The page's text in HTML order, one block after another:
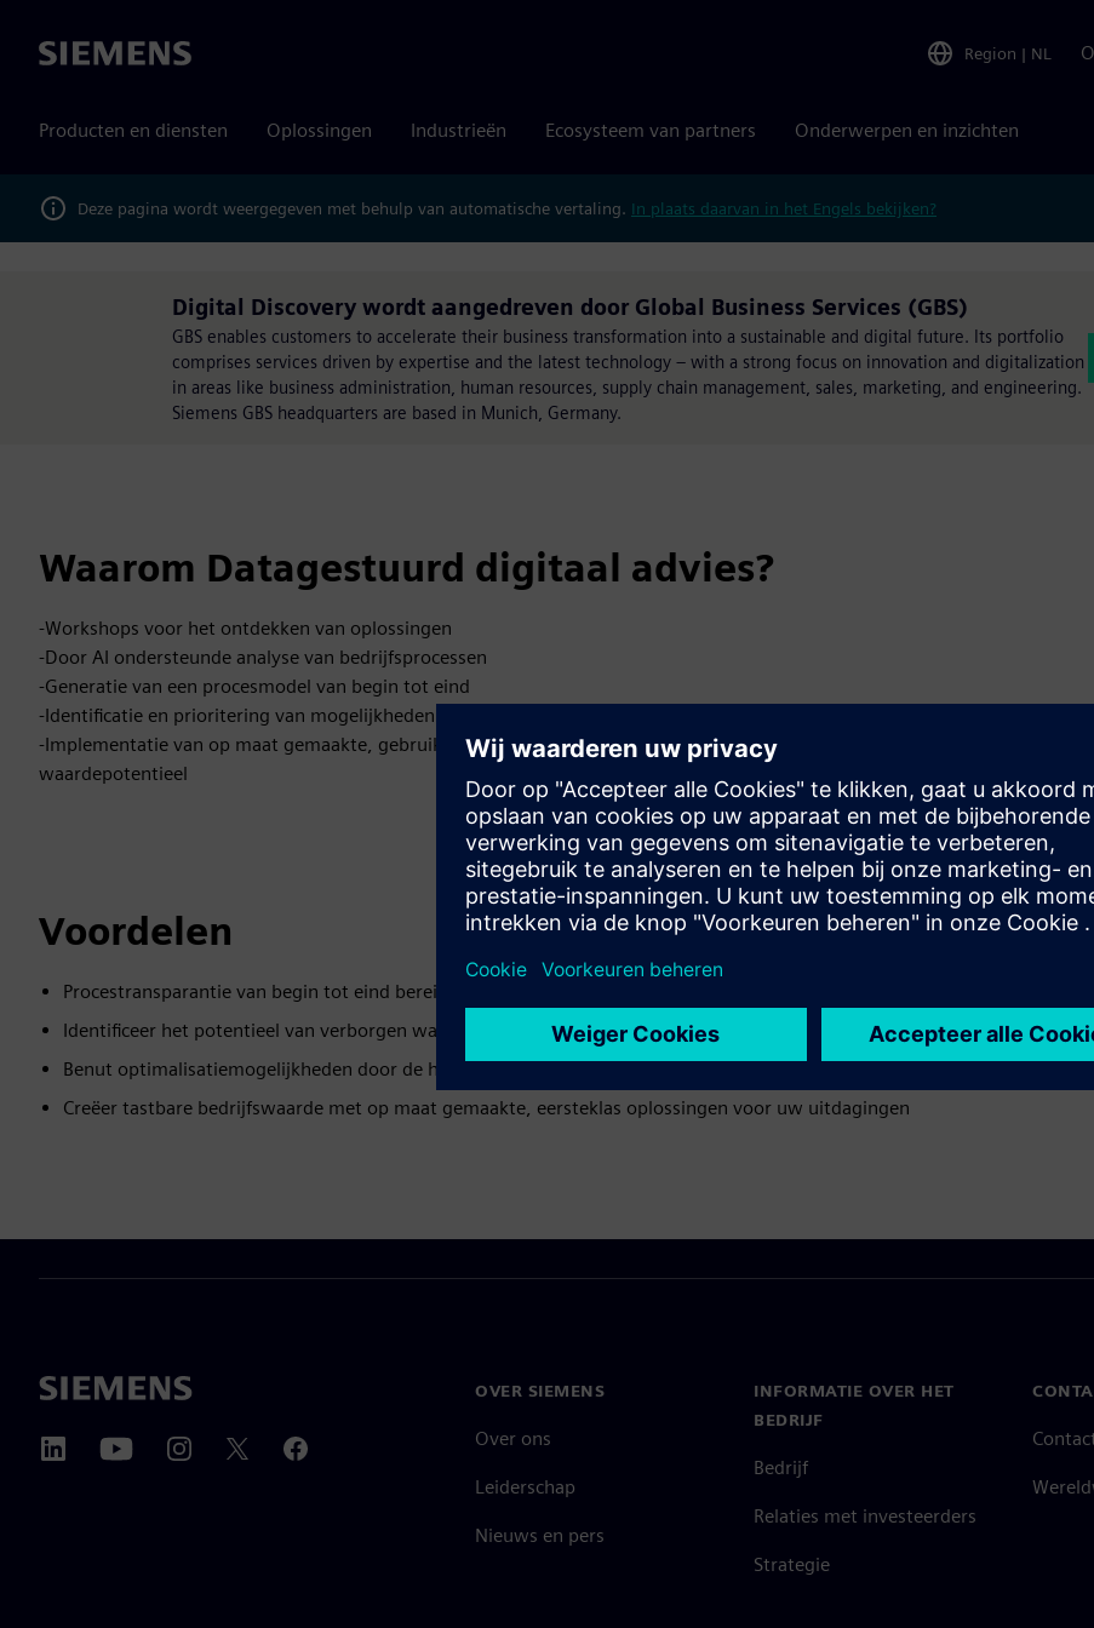
Siemens Region | NL
Producten en diensten Oplossingen Industrieën Ecosysteem van partners Onderwerpen en inzichten
Deze pagina wordt weergegeven met behulp van automatische vertaling. In plaats daarvan in het Engels bekijken?
Digital Discovery wordt aangedreven door Global Business Services (GBS)
GBS enables customers to accelerate their business transformation into a sustainable and digital future. Its portfolio
comprises services driven by expertise and the latest technology – with a strong focus on innovation and digitalization
in areas like business administration, human resources, supply chain management, sales, marketing, and engineering.
Siemens GBS headquarters are based in Munich, Germany.
Waarom Datagestuurd digitaal advies?
-Workshops voor het ontdekken van oplossingen
-Door AI ondersteunde analyse van bedrijfsprocessen
-Generatie van een procesmodel van begin tot eind
-Identificatie en prioritering van mogelijkheden voor waardecreatie
-Implementatie van op maat gemaakte, gebruikersgerichte oplossingen die gericht zijn op het grootste
waardepotentieel
Voordelen
Procestransparantie van begin tot eind bereiken en verkrijgen
Identificeer het potentieel van verborgen waarden
Benut optimalisatiemogelijkheden door de hoofdoorzaken van problemen te identificeren
Creëer tastbare bedrijfswaarde met op maat gemaakte, eersteklas oplossingen voor uw uitdagingen
OVER SIEMENS
Over ons
Leiderschap
Nieuws en pers
INFORMATIE OVER HET
BEDRIJF
Bedrijf
Relaties met investeerders
Strategie